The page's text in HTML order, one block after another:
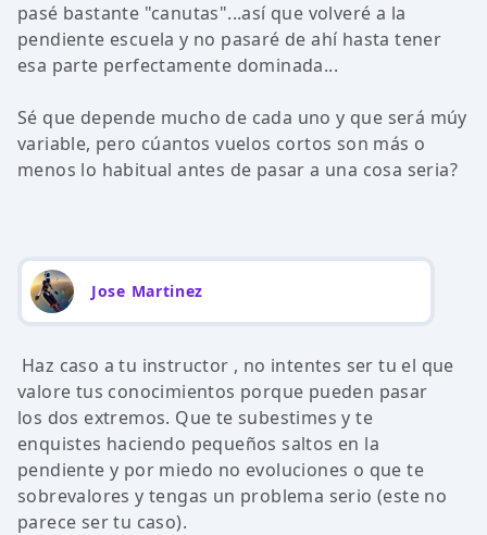
pasé bastante "canutas"...así que volveré a la
pendiente escuela y no pasaré de ahí hasta tener
esa parte perfectamente dominada...
Sé que depende mucho de cada uno y que será múy
variable, pero cúantos vuelos cortos son más o
menos lo habitual antes de pasar a una cosa seria?
Jose Martinez
Haz caso a tu instructor , no intentes ser tu el que
valore tus conocimientos porque pueden pasar
los dos extremos. Que te subestimes y te
enquistes haciendo pequeños saltos en la
pendiente y por miedo no evoluciones o que te
sobrevalores y tengas un problema serio (este no
parece ser tu caso).